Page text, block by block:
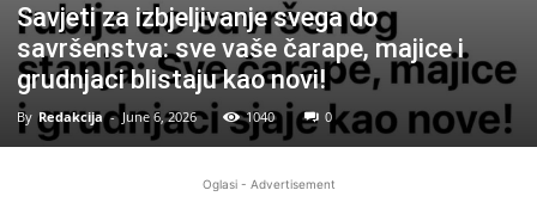
Savjeti za izbjeljivanje svega do
savršenstva: sve vaše čarape, majice i
grudnjaci blistaju kao novi!
By Redakcija - June 6, 2026 1040 0
Oglasi - Advertisement